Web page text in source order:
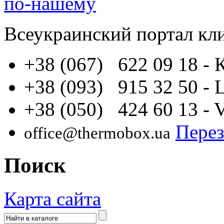
Всеукраинский портал
+38 (067) 622 09 18 -
+38 (093) 915 32 50 -
+38 (050) 424 60 13 -
office@thermobox.ua
Поиск
Карта сайта